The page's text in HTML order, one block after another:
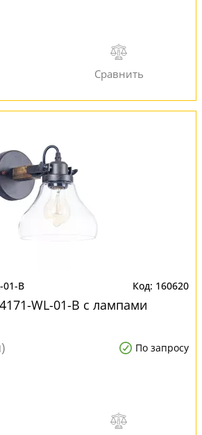
01-B 160620
WL-01-B с лампами
По запросу